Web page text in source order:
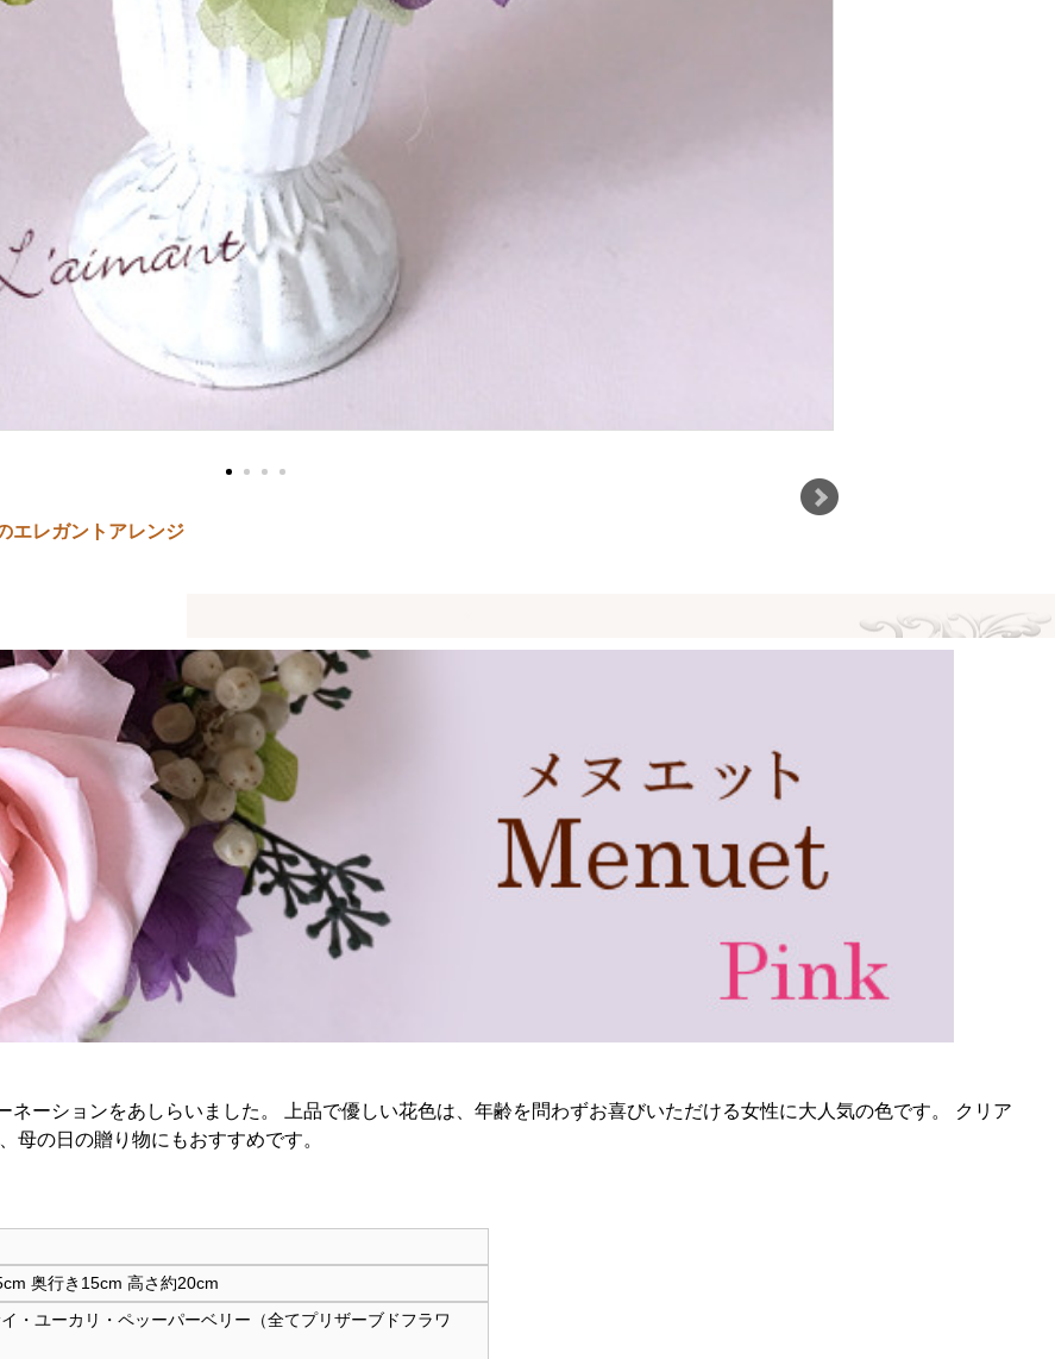
エレガントアレンジ
ーションをあしらいました。 上品で優しい花色は、年齢を問わずお喜びいただける女性に大人気の色です。 クリア
母の日の贈り物にもおすすめです。
奥行き15cm 高さ約20cm
・ユーカリ・ペッーパーベリー（全てプリザーブドフラワ